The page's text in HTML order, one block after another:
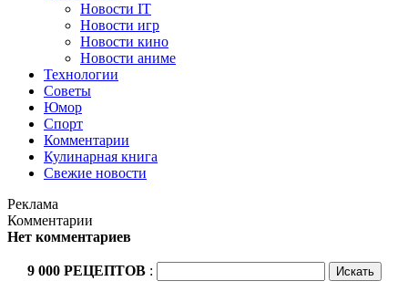
Новости IT
Новости игр
Новости кино
Новости аниме
Технологии
Советы
Юмор
Спорт
Комментарии
Кулинарная книга
Свежие новости
Реклама
Комментарии
Нет комментариев
9 000 РЕЦЕПТОВ :